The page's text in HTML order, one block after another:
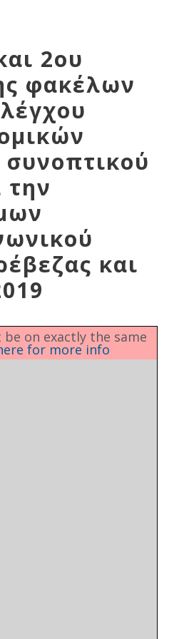
Γραφείο εσόδων
2ου
φακέλων
και
on exactly the same
for more info